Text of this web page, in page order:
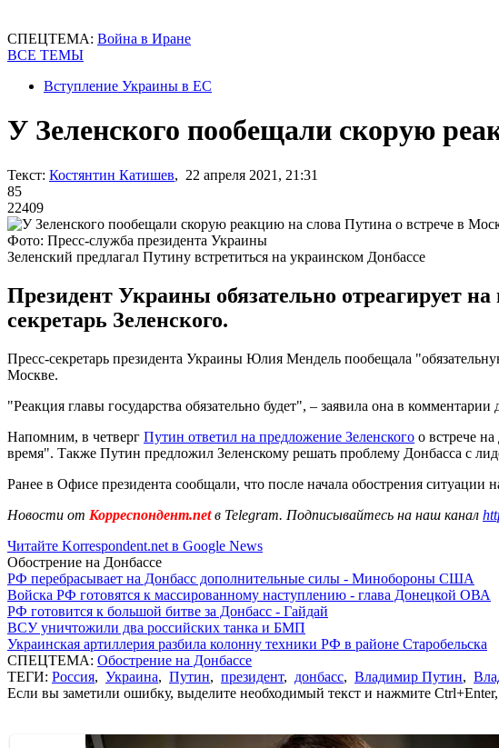
СПЕЦТЕМА: Война в Иране
ВСЕ ТЕМЫ
Вступление Украины в ЕС
У Зеленского пообещали скорую
Текст: Костянтин Катишев, 22 апреля 2021, 21:31
85
22409
Фото: Пресс-служба президента Украины
Зеленский предлагал Путину встретиться на украинском Донбассе
Президент Украины обязательно отреагирует
секретарь Зеленского.
Пресс-секретарь президента Украины Юлия Мендель пообещала
Москве.
"Реакция главы государства обязательно будет", – заявила она в комментарии
Напомним, в четверг Путин ответил на предложение Зеленского о встрече
время". Также Путин предложил Зеленскому решать проблему Донбасса с
Ранее в Офисе президента сообщали, что после начала обострения ситуации
Новости от Корреспондент.netв Telegram. Подписывайтесь на наш канал
Читайте Korrespondent.net в Google News
Обострение на Донбассе
РФ перебрасывает на Донбасс дополнительные силы - Минобороны США
Войска РФ готовятся к массированному наступлению - глава Донецкой ОВА
РФ готовится к большой битве за Донбасс - Гайдай
ВСУ уничтожили два российских танка и БМП
Украинская артиллерия разбила колонну техники РФ в районе Старобельска
СПЕЦТЕМА: Обострение на Донбассе
ТЕГИ: Россия, Украина, Путин, президент, донбасс, Владимир Путин,
Если вы заметили ошибку, выделите необходимый текст и нажмите